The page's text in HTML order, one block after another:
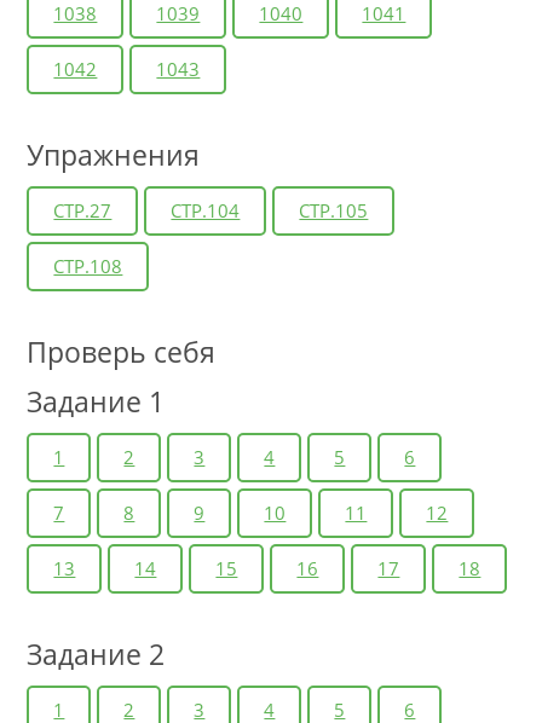
1038 1039 1040 1041
1042 1043
Упражнения
СТР.27 СТР.104 СТР.105
СТР.108
Проверь себя
Задание 1
1 2 3 4 5 6
7 8 9 10 11 12
13 14 15 16 17 18
Задание 2
1 2 3 4 5 6